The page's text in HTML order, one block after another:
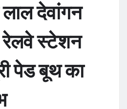
देवांगन
स्टेशन
पेड बूथ का